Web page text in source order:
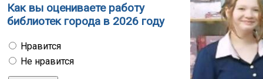
Как вы оцениваете работу
библиотек города в 2026 году
Нравится
Не нравится